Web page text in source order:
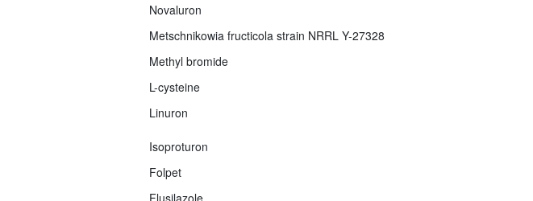
Novaluron
Metschnikowia fructicola strain NRRL Y-27328
Methyl bromide
L-cysteine
Linuron
Isoproturon
Folpet
Flusilazole